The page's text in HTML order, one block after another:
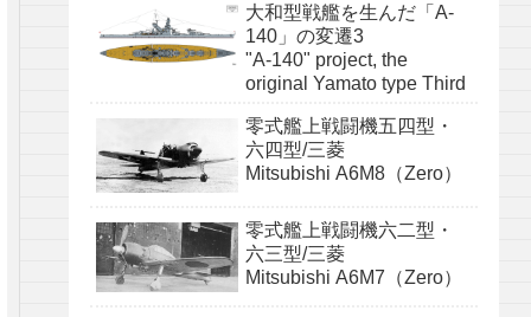
大和型戦艦を生んだ「A-
140」の変遷3
"A-140" project, the
original Yamato type Third
零式艦上戦闘機五四型・
六四型/三菱
Mitsubishi A6M8（Zero）
零式艦上戦闘機六二型・
六三型/三菱
Mitsubishi A6M7（Zero）